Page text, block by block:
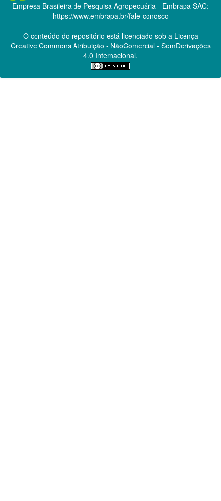
Empresa Brasileira de Pesquisa Agropecuária - Embrapa SAC:
https://www.embrapa.br/fale-conosco
O conteúdo do repositório está licenciado sob a Licença
Creative CommonsAtribuição - NãoComercial - SemDerivações
4.0 Internacional.